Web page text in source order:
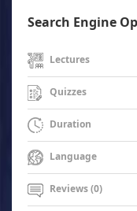
Search Engine
Lectures
Quizzes
Duration
Language
Reviews (0)